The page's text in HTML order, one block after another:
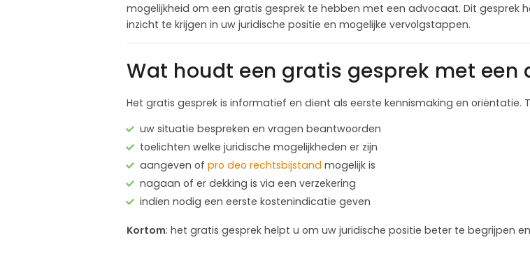
mogelijkheid om een gratis gesprek te hebben met een advocaat. Dit gesprek
inzicht te krijgen in uw juridische positie en mogelijke vervolgstappen.
Wat houdt een gratis gesprek met een
Het gratis gesprek is informatief en dient als eerste kennismaking en oriëntatie.
uw situatie bespreken en vragen beantwoorden
toelichten welke juridische mogelijkheden er zijn
aangeven of pro deo rechtsbijstand mogelijk is
nagaan of er dekking is via een verzekering
indien nodig een eerste kostenindicatie geven
Kortom: het gratis gesprek helpt u om uw juridische positie beter te begrijpen